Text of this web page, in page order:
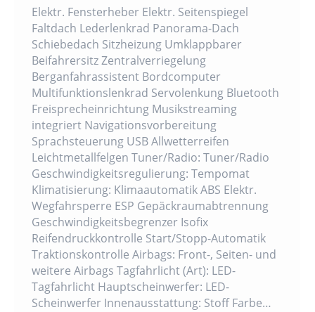
Elektr. Fensterheber Elektr. Seitenspiegel
Faltdach Lederlenkrad Panorama-Dach
Schiebedach Sitzheizung Umklappbarer
Beifahrersitz Zentralverriegelung
Berganfahrassistent Bordcomputer
Multifunktionslenkrad Servolenkung Bluetooth
Freisprecheinrichtung Musikstreaming
integriert Navigationsvorbereitung
Sprachsteuerung USB Allwetterreifen
Leichtmetallfelgen Tuner/Radio: Tuner/Radio
Geschwindigkeitsregulierung: Tempomat
Klimatisierung: Klimaautomatik ABS Elektr.
Wegfahrsperre ESP Gepäckraumabtrennung
Geschwindigkeitsbegrenzer Isofix
Reifendruckkontrolle Start/Stopp-Automatik
Traktionskontrolle Airbags: Front-, Seiten- und
weitere Airbags Tagfahrlicht (Art): LED-
Tagfahrlicht Hauptscheinwerfer: LED-
Scheinwerfer Innenausstattung: Stoff Farbe…